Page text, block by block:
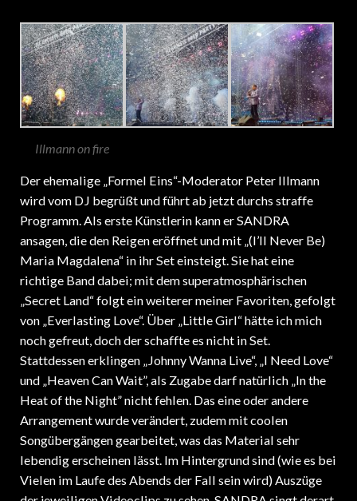
Illmann on fire
Der ehemalige „Formel Eins“-Moderator Peter Illmann
wird vom DJ begrüßt und führt ab jetzt durchs straffe
Programm. Als erste Künstlerin kann er SANDRA
ansagen, die den Reigen eröffnet und mit „(I’ll Never Be)
Maria Magdalena“ in ihr Set einsteigt. Sie hat eine
richtige Band dabei; mit dem superatmosphärischen
„Secret Land“ folgt ein weiterer meiner Favoriten, gefolgt
von „Everlasting Love“. Über „Little Girl“ hätte ich mich
noch gefreut, doch der schaffte es nicht in Set.
Stattdessen erklingen „Johnny Wanna Live“, „I Need Love“
und „Heaven Can Wait”, als Zugabe darf natürlich „In the
Heat of the Night” nicht fehlen. Das eine oder andere
Arrangement wurde verändert, zudem mit coolen
Songübergängen gearbeitet, was das Material sehr
lebendig erscheinen lässt. Im Hintergrund sind (wie es bei
Vielen im Laufe des Abends der Fall sein wird) Auszüge
der jeweiligen Videoclips zu sehen. SANDRA singt derart